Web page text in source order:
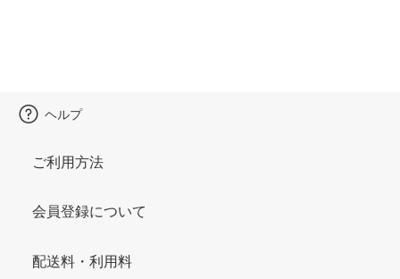
ヘルプ
ご利用方法
会員登録について
配送料・利用料